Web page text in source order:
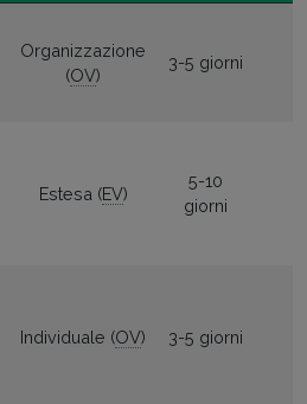
Organizzazione
(OV)
3-5 giorni
Estesa (EV)
5-10
giorni
Individuale (OV) 3-5 giorni